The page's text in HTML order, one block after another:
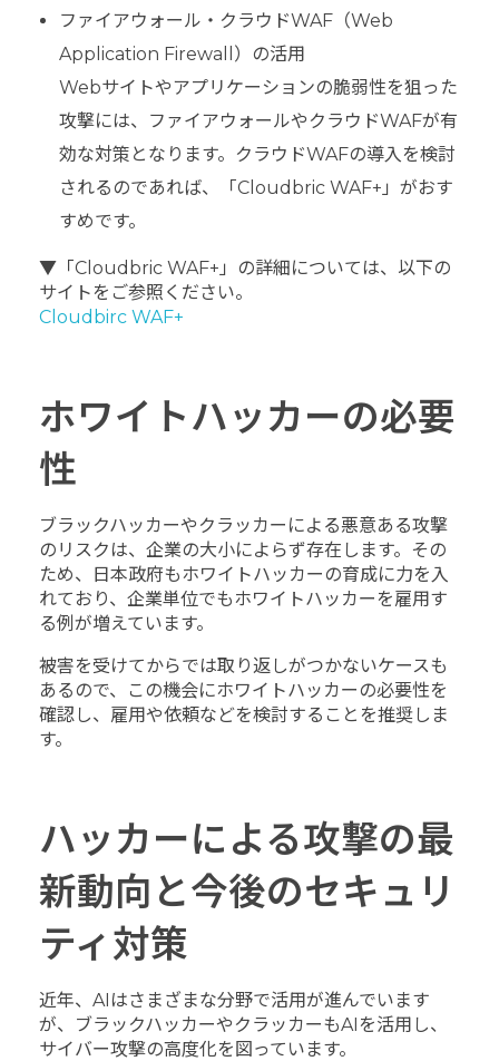
ファイアウォール・クラウドWAF（Web
Application Firewall）の活用
Webサイトやアプリケーションの脆弱性を狙った
攻撃には、ファイアウォールやクラウドWAFが有
効な対策となります。クラウドWAFの導入を検討
されるのであれば、「Cloudbric WAF+」がおす
すめです。
▼「Cloudbric WAF+」の詳細については、以下の
サイトをご参照ください。
Cloudbirc WAF+
ホワイトハッカーの必要
性
ブラックハッカーやクラッカーによる悪意ある攻撃
のリスクは、企業の大小によらず存在します。その
ため、日本政府もホワイトハッカーの育成に力を入
れており、企業単位でもホワイトハッカーを雇用す
る例が増えています。
被害を受けてからでは取り返しがつかないケースも
あるので、この機会にホワイトハッカーの必要性を
確認し、雇用や依頼などを検討することを推奨しま
す。
ハッカーによる攻撃の最
新動向と今後のセキュリ
ティ対策
近年、AIはさまざまな分野で活用が進んでいます
が、ブラックハッカーやクラッカーもAIを活用し、
サイバー攻撃の高度化を図っています。